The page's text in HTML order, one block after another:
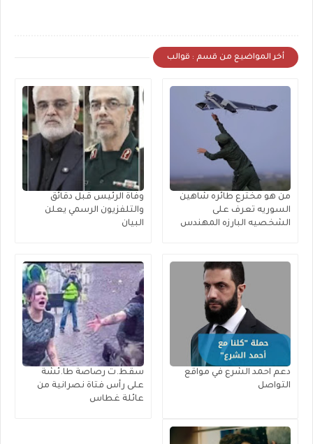
أخر المواضيع من قسم : قوالب
من هو مخترع طائره شاهين
السوريه تعرف على
الشخصيه البارزه المهندس
وفاة الرئيس قبل دقائق
والتلفزيون الرسمي يعلن
البيان
دعم احمد الشرع في مواقع
التواصل
سقط.ت رصاصة طا.ئشة
على رأس فتاة نصرانية من
عائلة غطاس